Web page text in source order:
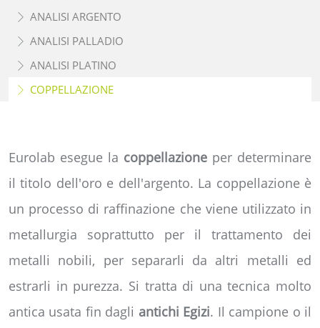
ANALISI ARGENTO
ANALISI PALLADIO
ANALISI PLATINO
COPPELLAZIONE
Eurolab esegue la coppellazione per determinare
il titolo dell'oro e dell'argento. La coppellazione è
un processo di raffinazione che viene utilizzato in
metallurgia soprattutto per il trattamento dei
metalli nobili, per separarli da altri metalli ed
estrarli in purezza. Si tratta di una tecnica molto
antica usata fin dagli antichi Egizi. Il campione o il